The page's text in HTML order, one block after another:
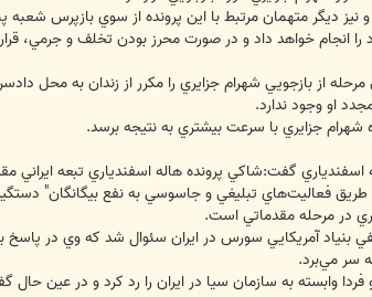
و نيز ديگر متهمان مرتبط با اين پرونده از سوي بازپرس
انجام خواهد داد و در صورت محرز بودن تخلف و جرمي،
از بازجويي شهرام جزايري را مكرر از زندان به محل
او وجود ندارد.
جزايري با سرعت بيشتري به نتيجه برسد.
گفت:شاكي پرونده هاله اسفندياري تبعه ‌ايراني
طريق فعاليت‌هاي تبليغي و جاسوسي به نفع بيگانگان"
در مرحله مقدماتي است.
آمريكايي سورس در ايران سئوال شد كه وي در پاسخ
سر مي‌برد.
وابسته به سازمان سيا در ايران را رد كرد و در عين